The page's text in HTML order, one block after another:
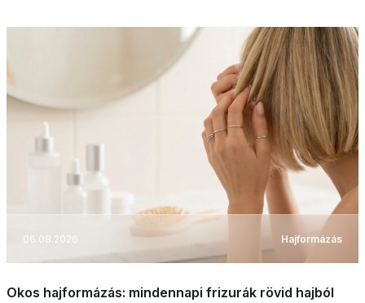
06.08.2026 Hajformázás
Okos hajformázás: mindennapi frizurák rövid hajból